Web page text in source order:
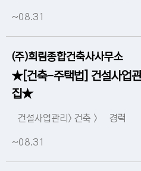
~08.31
(주)희림종합건축사사무소
★[건축-주택법] 건설사업
집★
건설사업관리> 건축 > 경력
~08.31